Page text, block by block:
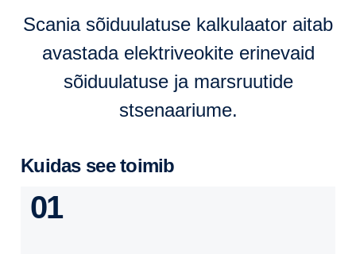
Scania sõiduulatuse kalkulaator aitab
avastada elektriveokite erinevaid
sõiduulatuse ja marsruutide
stsenaariume.
Kuidas see toimib
01